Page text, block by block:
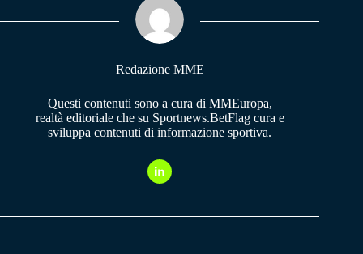
pp m
Redazione MME
Questi contenuti sono a cura di MMEuropa,
realtà editoriale che su Sportnews.BetFlag cura e
sviluppa contenuti di informazione sportiva.